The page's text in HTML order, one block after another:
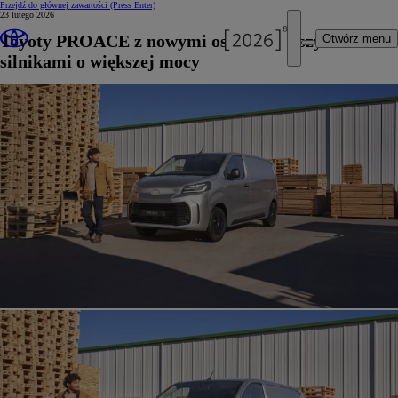
Przejdź do głównej zawartości (Press Enter)
Otwórz menu
23 lutego 2026
Toyoty PROACE z nowymi oszczędniejszymi
silnikami o większej mocy